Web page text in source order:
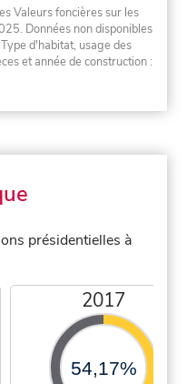
Valeurs foncières sur les
Données non disponibles
d'habitat, usage des
et année de construction :
présidentielles à
2017
54,17%